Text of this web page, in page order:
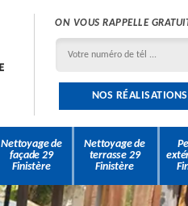
ON VOUS RAPPELLE
NOS RÉALISATIONS
Nettoyage de
façade 29
Finistère
Nettoyage de
terrasse 29
Finistère